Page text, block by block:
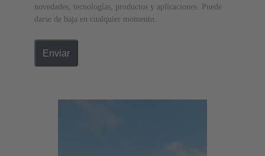
novedades, tecnologías, productos y aplicaciones. Puede
darse de baja en cualquier momento.
Enviar